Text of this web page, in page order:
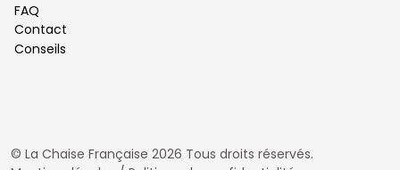
FAQ
Contact
Conseils
© La Chaise Française 2026 Tous droits réservés.